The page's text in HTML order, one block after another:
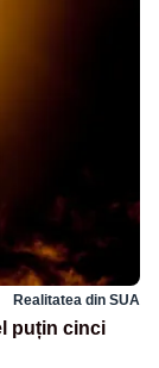
Realitatea din SUA
puțin cinci